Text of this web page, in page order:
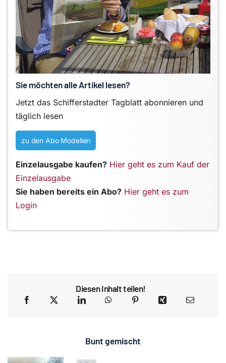
Sie möchten alle Artikel lesen?
Jetzt das Schifferstadter Tagblatt abonnieren und
täglich lesen
zu den Abo Modellen
Einzelausgabe kaufen? Hier geht es zum Kauf der
Einzelausgabe
Sie haben bereits ein Abo? Hier geht es zum
Login
Diesen Inhalt teilen!
Bunt gemischt